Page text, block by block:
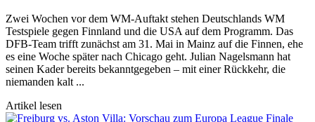
Zwei Wochen vor dem WM-Auftakt stehen Deutschlands WM
Testspiele gegen Finnland und die USA auf dem Programm. Das
DFB-Team trifft zunächst am 31. Mai in Mainz auf die Finnen, ehe
es eine Woche später nach Chicago geht. Julian Nagelsmann hat
seinen Kader bereits bekanntgegeben – mit einer Rückkehr, die
niemanden kalt ...
Artikel lesen